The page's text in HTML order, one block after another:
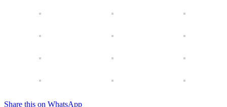
Share this on WhatsApp